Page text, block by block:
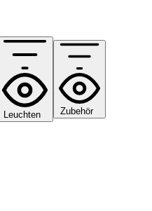
Leuchten Zubehör